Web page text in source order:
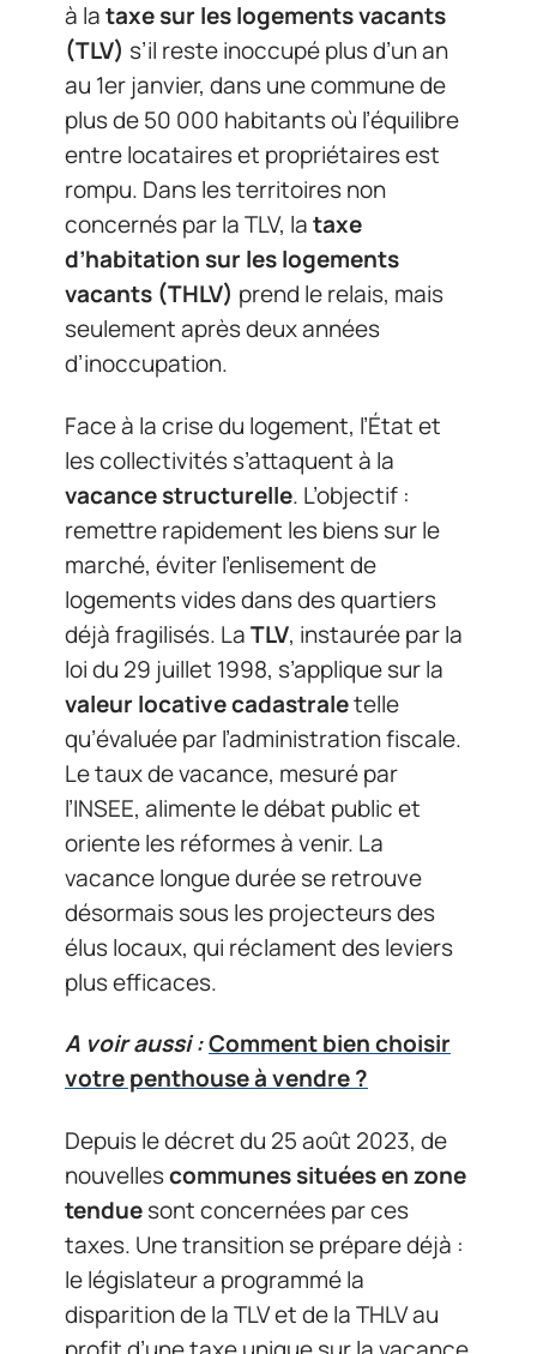
à lataxe sur les logements vacants
(TLV) s’il reste inoccupé plus d’un an
au 1er janvier, dans une commune de
plus de 50 000 habitants où l’équilibre
entre locataires et propriétaires est
rompu. Dans les territoires non
concernés par la TLV, lataxe
d’habitation sur les logements
vacants (THLV) prend le relais, mais
seulement après deux années
d’inoccupation.
Face à la crise du logement, l’État et
les collectivités s’attaquent à la
vacance structurelle. L’objectif :
remettre rapidement les biens sur le
marché, éviter l’enlisement de
logements vides dans des quartiers
déjà fragilisés. LaTLV, instaurée par la
loi du 29 juillet 1998, s’applique sur la
valeur locative cadastraletelle
qu’évaluée par l’administration fiscale.
Le taux de vacance, mesuré par
l’INSEE, alimente le débat public et
oriente les réformes à venir. La
vacance longue durée se retrouve
désormais sous les projecteurs des
élus locaux, qui réclament des leviers
plus efficaces.
A voir aussi :Comment bien choisir
votre penthouse à vendre ?
Depuis le décret du 25 août 2023, de
nouvellescommunes situées en zone
tenduesont concernées par ces
taxes. Une transition se prépare déjà :
le législateur a programmé la
disparition de la TLV et de la THLV au